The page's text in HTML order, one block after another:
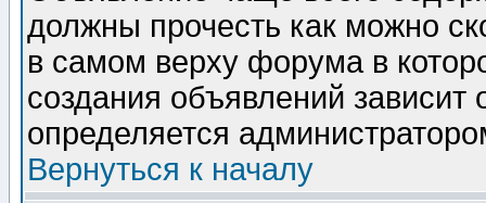
должны прочесть как можно
в самом верху форума в
создания объявлений зависит
определяется
Вернуться к началу